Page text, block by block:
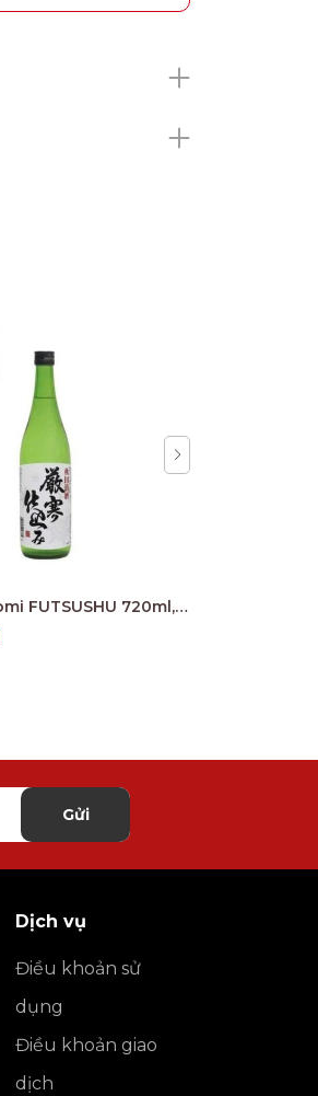
Genkanjikomi FUTSUSHU 720ml, 15%
Gửi
Dịch vụ
Điều khoản sử
dụng
Điều khoản giao
dịch